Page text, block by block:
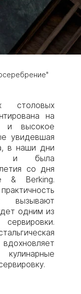
столовых
на
и высокое
увидевшая
в наши дни
и была
со дня
& Berking.
вызывают
одним из